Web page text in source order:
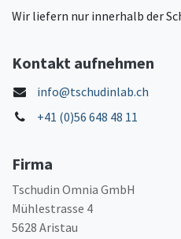
Wir liefern nur innerhalb der
Kontakt aufnehmen
info@tschudinlab.ch
+41 (0)56 648 48 11
Firma
Tschudin Omnia GmbH
Mühlestrasse 4
5628 Aristau